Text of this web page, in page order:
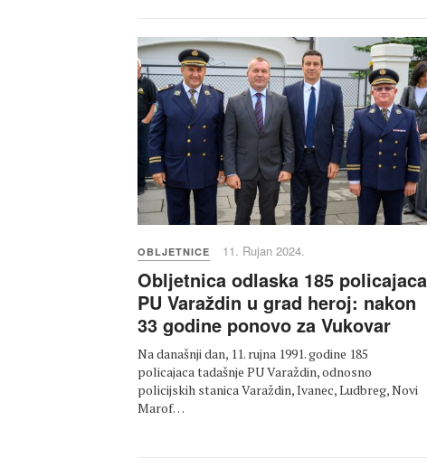
OBLJETNICE 11. Rujan 2024.
Obljetnica odlaska 185 policajaca
PU Varaždin u grad heroj: nakon
33 godine ponovo za Vukovar
Na današnji dan, 11. rujna 1991. godine 185
policajaca tadašnje PU Varaždin, odnosno
policijskih stanica Varaždin, Ivanec, Ludbreg, Novi
Marof…